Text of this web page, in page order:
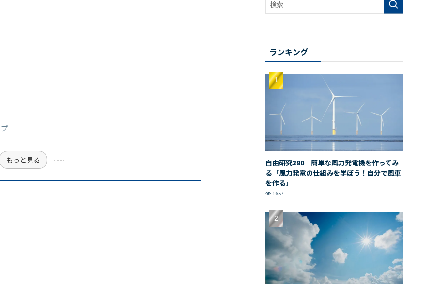
もっと見る
ランキング
自由研究380｜簡単な風力発電機を作ってみ
る「風力発電の仕組みを学ぼう！自分で風車
を作る」
1657